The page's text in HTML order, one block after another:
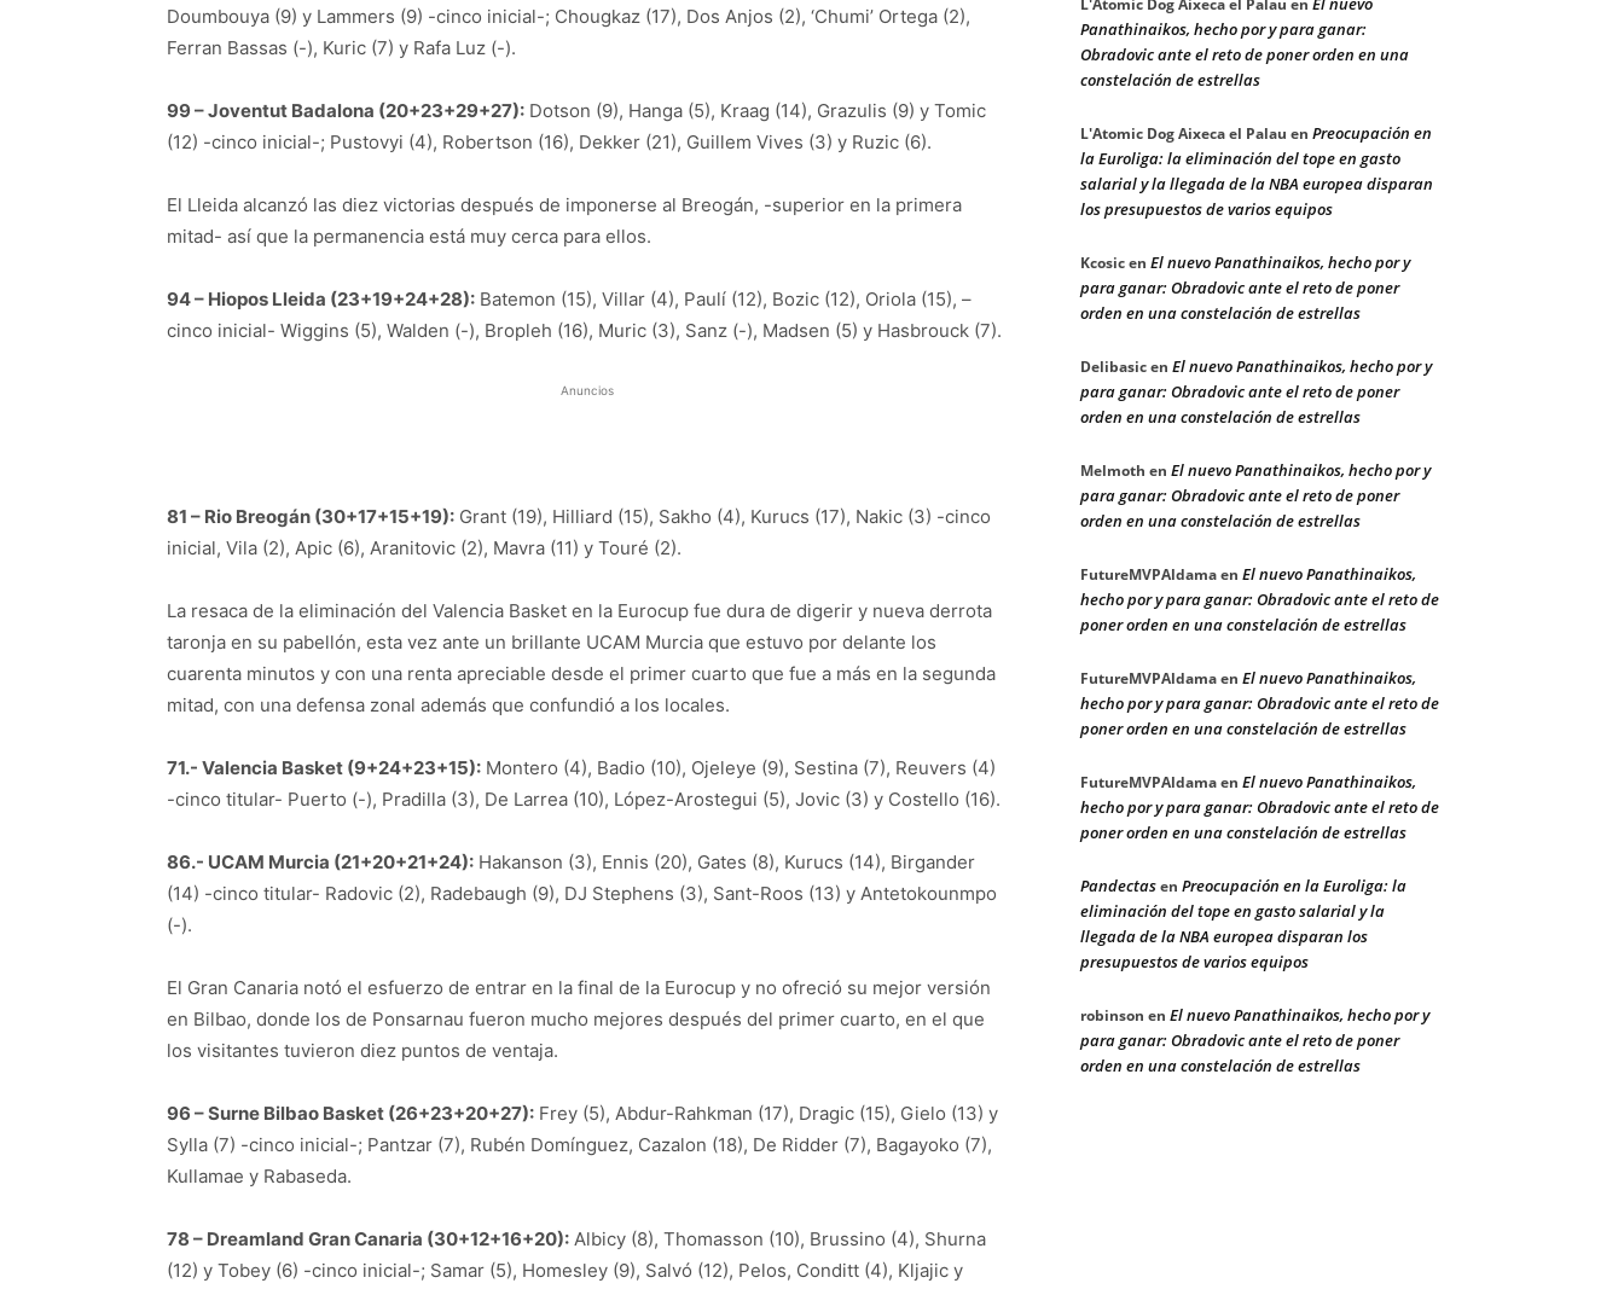
Doumbouya (9) y Lammers (9) -cinco inicial-; Chougkaz (17), Dos Anjos (2), ‘Chumi’ Ortega (2),
Ferran Bassas (-), Kuric (7) y Rafa Luz (-).
99 – Joventut Badalona (20+23+29+27): Dotson (9), Hanga (5), Kraag (14), Grazulis (9) y Tomic
(12) -cinco inicial-; Pustovyi (4), Robertson (16), Dekker (21), Guillem Vives (3) y Ruzic (6).
El Lleida alcanzó las diez victorias después de imponerse al Breogán, -superior en la primera
mitad- así que la permanencia está muy cerca para ellos.
94 – Hiopos Lleida (23+19+24+28): Batemon (15), Villar (4), Paulí (12), Bozic (12), Oriola (15), –
cinco inicial- Wiggins (5), Walden (-), Bropleh (16), Muric (3), Sanz (-), Madsen (5) y Hasbrouck (7).
Anuncios
81 – Rio Breogán (30+17+15+19): Grant (19), Hilliard (15), Sakho (4), Kurucs (17), Nakic (3) -cinco
inicial, Vila (2), Apic (6), Aranitovic (2), Mavra (11) y Touré (2).
La resaca de la eliminación del Valencia Basket en la Eurocup fue dura de digerir y nueva derrota
taronja en su pabellón, esta vez ante un brillante UCAM Murcia que estuvo por delante los
cuarenta minutos y con una renta apreciable desde el primer cuarto que fue a más en la segunda
mitad, con una defensa zonal además que confundió a los locales.
71.- Valencia Basket (9+24+23+15): Montero (4), Badio (10), Ojeleye (9), Sestina (7), Reuvers (4)
-cinco titular- Puerto (-), Pradilla (3), De Larrea (10), López-Arostegui (5), Jovic (3) y Costello (16).
86.- UCAM Murcia (21+20+21+24): Hakanson (3), Ennis (20), Gates (8), Kurucs (14), Birgander
(14) -cinco titular- Radovic (2), Radebaugh (9), DJ Stephens (3), Sant-Roos (13) y Antetokounmpo
(-).
El Gran Canaria notó el esfuerzo de entrar en la final de la Eurocup y no ofreció su mejor versión
en Bilbao, donde los de Ponsarnau fueron mucho mejores después del primer cuarto, en el que
los visitantes tuvieron diez puntos de ventaja.
96 – Surne Bilbao Basket (26+23+20+27): Frey (5), Abdur-Rahkman (17), Dragic (15), Gielo (13) y
Sylla (7) -cinco inicial-; Pantzar (7), Rubén Domínguez, Cazalon (18), De Ridder (7), Bagayoko (7),
Kullamae y Rabaseda.
78 – Dreamland Gran Canaria (30+12+16+20): Albicy (8), Thomasson (10), Brussino (4), Shurna
(12) y Tobey (6) -cinco inicial-; Samar (5), Homesley (9), Salvó (12), Pelos, Conditt (4), Kljajic y
L'Atomic Dog Aixeca el Palau en
Panathinaikos, hecho por y para ganar:
Obradovic ante el reto de poner orden en una
constelación de estrellas
L'Atomic Dog Aixeca el Palau en Preocupación en
la Euroliga: la eliminación del tope en gasto
salarial y la llegada de la NBA europea disparan
los presupuestos de varios equipos
Kcosicen El nuevo Panathinaikos, hecho por y
para ganar: Obradovic ante el reto de poner
orden en una constelación de estrellas
Delibasicen El nuevo Panathinaikos, hecho por y
para ganar: Obradovic ante el reto de poner
orden en una constelación de estrellas
Melmoth en El nuevo Panathinaikos, hecho por y
para ganar: Obradovic ante el reto de poner
orden en una constelación de estrellas
FutureMVPAldamaen El nuevo Panathinaikos,
hecho por y para ganar: Obradovic ante el reto de
poner orden en una constelación de estrellas
FutureMVPAldamaen El nuevo Panathinaikos,
hecho por y para ganar: Obradovic ante el reto de
poner orden en una constelación de estrellas
FutureMVPAldamaen El nuevo Panathinaikos,
hecho por y para ganar: Obradovic ante el reto de
poner orden en una constelación de estrellas
Pandectasen Preocupación en la Euroliga: la
eliminación del tope en gasto salarial y la
llegada de la NBA europea disparan los
presupuestos de varios equipos
robinson en El nuevo Panathinaikos, hecho por y
para ganar: Obradovic ante el reto de poner
orden en una constelación de estrellas